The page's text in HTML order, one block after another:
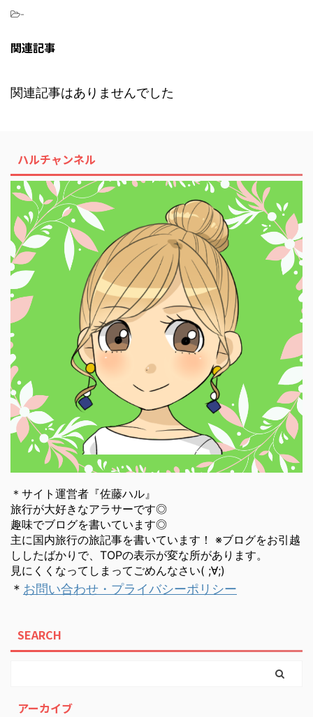
-
関連記事
関連記事はありませんでした
ハルチャンネル
＊サイト運営者『佐藤ハル』
旅行が大好きなアラサーです◎
趣味でブログを書いています◎
主に国内旅行の旅記事を書いています！ ※ブログをお引越
ししたばかりで、TOPの表示が変な所があります。
見にくくなってしまってごめんなさい( ;∀;)
＊ お問い合わせ・プライバシーポリシー
SEARCH
アーカイブ